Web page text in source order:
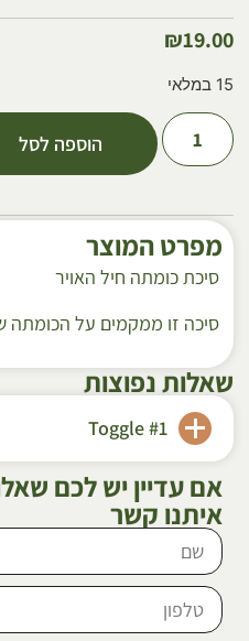
₪19.00
15 במלאי
הוספה לסל
מפרט המוצר
סיכת כומתה חיל האויר
סיכה זו ממקמים על הכומתה
שאלות נפוצות
Toggle #1
אם עדיין יש לכם
איתנו קשר